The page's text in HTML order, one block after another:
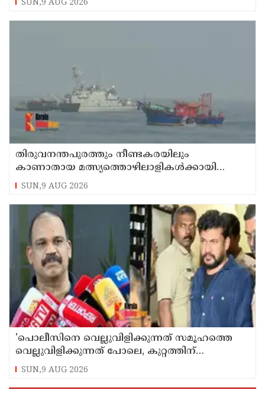
SUN,9 AUG 2026
തിരുവനന്തപുരത്തും നീണ്ടകരയിലും
കാണാതായ മത്സ്യത്തൊഴിലാളികള്‍ക്കായി
തിരച്ചില്‍ പത്താം ദിവസത്തിലേക്ക്
SUN,9 AUG 2026
'പൊലീസിനെ വെല്ലുവിളിക്കുന്നത് സമൂഹത്തെ
വെല്ലുവിളിക്കുന്നത് പോലെ, കുറ്റത്തിന്
അനുസരിച്ച് ശിക്ഷ നല്‍കും':എഡിജിപി
SUN,9 AUG 2026